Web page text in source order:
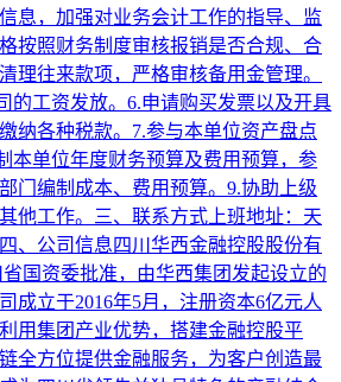
息，加强对业务会计工作的指导、监
按照财务制度审核报销是否合规、合
理往来款项，严格审核备用金管理。
的工资发放。6.申请购买发票以及开具
纳各种税款。7.参与本单位资产盘点
本单位年度财务预算及费用预算，参
门编制成本、费用预算。9.协助上级
他工作。三、联系方式上班地址：天
、公司信息四川华西金融控股股份有
国资委批准，由华西集团发起设立的
成立于2016年5月，注册资本6亿元人
用集团产业优势，搭建金融控股平
全方位提供金融服务，为客户创造最